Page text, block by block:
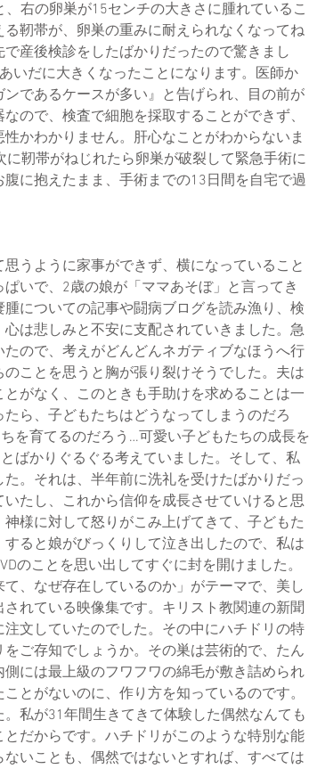
右の卵巣が15センチの大きさに腫れているこ
靭帯が、卵巣の重みに耐えられなくなってね
産後検診をしたばかりだったので驚きまし
いだに大きくなったことになります。医師か
であるケースが多い』と告げられ、目の前が
ので、検査で細胞を採取することができず、
かわかりません。肝心なことがわからないま
靭帯がねじれたら卵巣が破裂して緊急手術に
に抱えたまま、手術までの13日間を自宅で過
うように家事ができず、横になっていること
いで、2歳の娘が「ママあそぼ」と言ってき
についての記事や闘病ブログを読み漁り、検
は悲しみと不安に支配されていきました。急
ので、考えがどんどんネガティブなほうへ行
ことを思うと胸が張り裂けそうでした。夫は
がなく、このときも手助けを求めることは一
ら、子どもたちはどうなってしまうのだろ
を育てるのだろう…可愛い子どもたちの成長を
ばかりぐるぐる考えていました。そして、私
。それは、半年前に洗礼を受けたばかりだっ
たし、これから信仰を成長させていけると思
様に対して怒りがこみ上げてきて、子どもた
ると娘がびっくりして泣き出したので、私は
のことを思い出してすぐに封を開けました。
、なぜ存在しているのか」がテーマで、美し
れている映像集です。キリスト教関連の新聞
文していたのでした。その中にハチドリの特
ご存知でしょうか。その巣は芸術的で、たん
には最上級のフワフワの綿毛が敷き詰められ
とがないのに、作り方を知っているのです。
私が31年間生きてきて体験した偶然なんても
だからです。ハチドリがこのような特別な能
いことも、偶然ではないとすれば、すべては